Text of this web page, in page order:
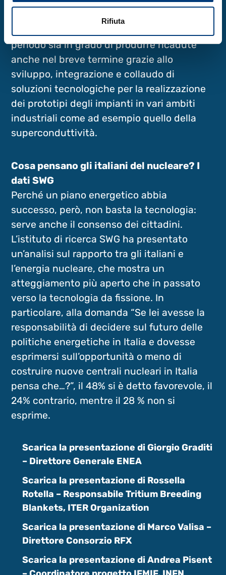
Rifiuta
La discussione ha evidenziato come un
periodo sia in grado di produrre ricadute
anche nel breve termine grazie allo
sviluppo, integrazione e collaudo di
soluzioni tecnologiche per la realizzazione
dei prototipi degli impianti in vari ambiti
industriali come ad esempio quello della
superconduttività.
Cosa pensano gli italiani del nucleare? I
dati SWG
Perché un piano energetico abbia
successo, però, non basta la tecnologia:
serve anche il consenso dei cittadini.
L’istituto di ricerca SWG ha presentato
un’analisi sul rapporto tra gli italiani e
l’energia nucleare, che mostra un
atteggiamento più aperto che in passato
verso la tecnologia da fissione. In
particolare, alla domanda “Se lei avesse la
responsabilità di decidere sul futuro delle
politiche energetiche in Italia e dovesse
esprimersi sull’opportunità o meno di
costruire nuove centrali nucleari in Italia
pensa che…?”, il 48% si è detto favorevole, il
24% contrario, mentre il 28 % non si
esprime.
Scarica la presentazione di Giorgio Graditi
– Direttore Generale ENEA
Scarica la presentazione di Rossella
Rotella – Responsabile Tritium Breeding
Blankets, ITER Organization
Scarica la presentazione di Marco Valisa –
Direttore Consorzio RFX
Scarica la presentazione di Andrea Pisent